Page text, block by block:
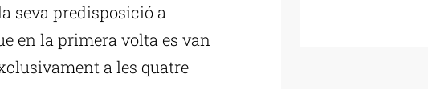
seva predisposició a
en la primera volta es van
a les quatre